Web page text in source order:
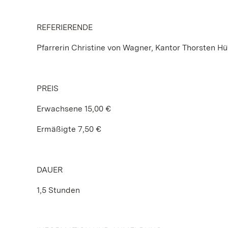
REFERIERENDE
Pfarrerin Christine von Wagner, Kantor Thorsten
PREIS
Erwachsene 15,00 €
Ermäßigte 7,50 €
DAUER
1,5 Stunden